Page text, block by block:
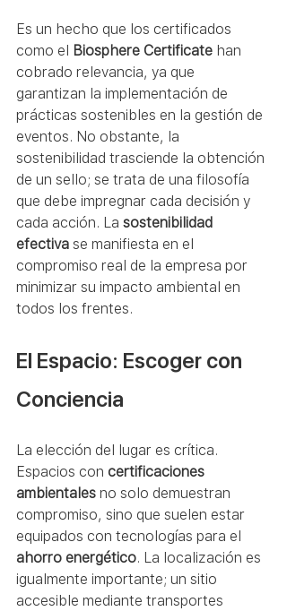
Es un hecho que los certificados
como el Biosphere Certificate han
cobrado relevancia, ya que
garantizan la implementación de
prácticas sostenibles en la gestión de
eventos. No obstante, la
sostenibilidad trasciende la obtención
de un sello; se trata de una filosofía
que debe impregnar cada decisión y
cada acción. La sostenibilidad
efectiva se manifiesta en el
compromiso real de la empresa por
minimizar su impacto ambiental en
todos los frentes.
El Espacio: Escoger con
Conciencia
La elección del lugar es crítica.
Espacios con certificaciones
ambientales no solo demuestran
compromiso, sino que suelen estar
equipados con tecnologías para el
ahorro energético. La localización es
igualmente importante; un sitio
accesible mediante transportes